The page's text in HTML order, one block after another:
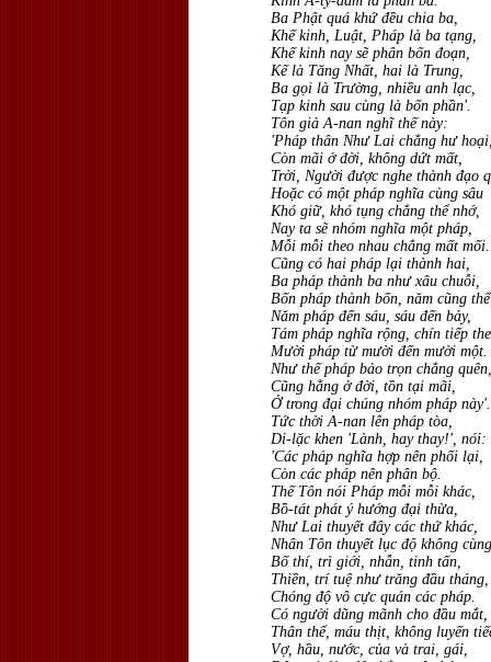
Ba Phật quá khứ đều chia ba,
Khế kinh, Luật, Pháp là ba tạng,
Khế kinh nay sẽ phân bốn đoạn,
Kế là Tăng Nhất, hai là Trung,
Ba gọi là Trường, nhiều anh lạc,
Tạp kinh sau cùng là bốn phần'.
Tôn giả A-nan nghĩ thế này:
'Pháp thân Như Lai chẳng hư hoại,
Còn mãi ở đời, không dứt mất,
Trời, Người được nghe thành đạo
Hoặc có một pháp nghĩa cùng sâu
Khó giữ, khó tụng chẳng thể nhớ,
Nay ta sẽ nhóm nghĩa một pháp,
Mỗi mỗi theo nhau chẳng mất mối.
Cũng có hai pháp lại thành hai,
Ba pháp thành ba như xâu chuỗi,
Bốn pháp thành bốn, năm cũng
Năm pháp đến sáu, sáu đến bảy,
Tám pháp nghĩa rộng, chín tiếp
Mười pháp từ mười đến mười một.
Như thế pháp bảo trọn chẳng quên,
Cũng hằng ở đời, tồn tại mãi,
Ở trong đại chúng nhóm pháp này'.
Tức thời A-nan lên pháp tòa,
Di-lặc khen 'Lành, hay thay!', nói:
'Các pháp nghĩa hợp nên phối lại,
Còn các pháp nên phân bộ.
Thế Tôn nói Pháp mỗi mỗi khác,
Bồ-tát phát ý hướng đại thừa,
Như Lai thuyết đây các thứ khác,
Nhân Tôn thuyết lục độ không
Bố thí, trì giới, nhẫn, tinh tấn,
Thiền, trí tuệ như trăng đầu tháng,
Chóng độ vô cực quán các pháp.
Có người dũng mãnh cho đầu mắt,
Thân thể, máu thịt, không luyến
Vợ, hầu, nước, của và trai, gái,